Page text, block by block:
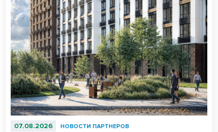
07.08.2026 НОВОСТИ ПАРТНЕРОВ